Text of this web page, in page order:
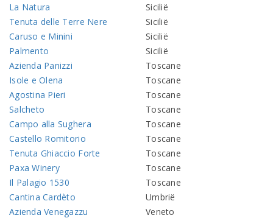
La Natura
Sicilië
Tenuta delle Terre Nere
Sicilië
Caruso e Minini
Sicilië
Palmento
Sicilië
Azienda Panizzi
Toscane
Isole e Olena
Toscane
Agostina Pieri
Toscane
Salcheto
Toscane
Campo alla Sughera
Toscane
Castello Romitorio
Toscane
Tenuta Ghiaccio Forte
Toscane
Paxa Winery
Toscane
Il Palagio 1530
Toscane
Cantina Cardèto
Umbrië
Azienda Venegazzu
Veneto